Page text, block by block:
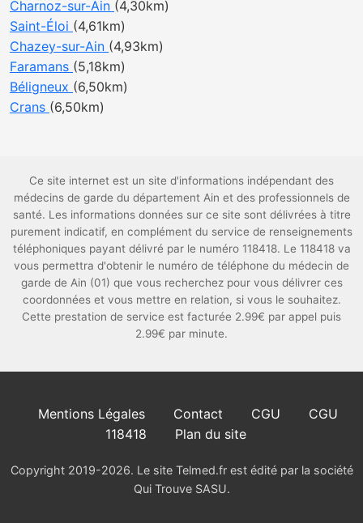
Charnoz-sur-Ain (4,30km)
Saint-Éloi (4,61km)
Chazey-sur-Ain (4,93km)
Faramans (5,18km)
Béligneux (6,50km)
Crans (6,50km)
Ce site internet est un site d'informations indépendant des
médecins de garde du département Ain et des professionnels de
santé. Les informations données sur ce site sont délivrées à titre
purement indicatif, en complément du service de renseignements
téléphoniques payant délivré par le numéro 118418. Le 118418 va
vous permettra d'obtenir le numéro de téléphone du médecin de
garde de Ain (01) que vous recherchez pour vous délivrer ces
coordonnées et vous mettre en relation, si vous le souhaitez.
Cette prestation de service est facturée 2.99€ par appel puis
2.99€ par minute.
Mentions Légales Contact CGU
CGU
118418
Plan du site
Copyright 2019-2026. Le site Telmed.fr est édité par la société
Qui Trouve SASU.